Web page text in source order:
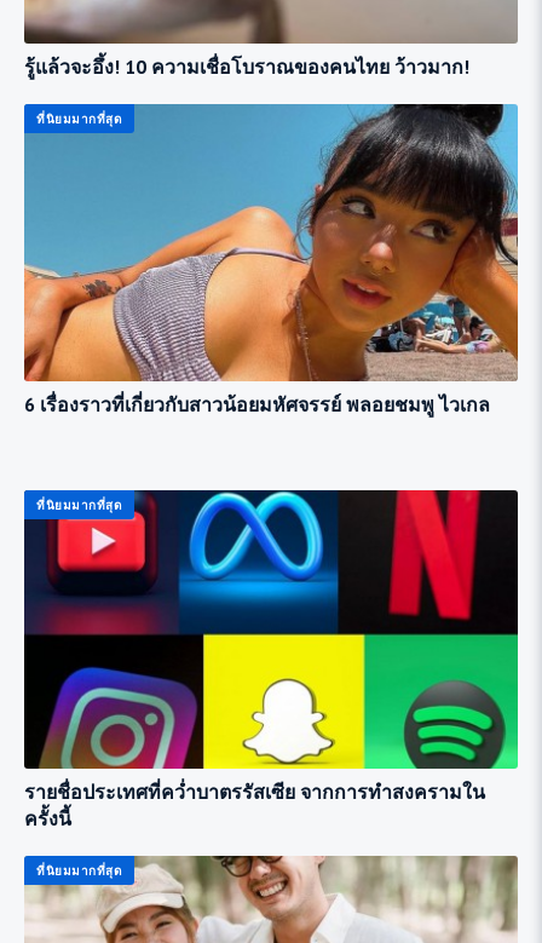
รู้แล้วจะอึ้ง! 10 ความเชื่อโบราณของคนไทย ว้าวมาก!
ที่นิยมมากที่สุด
6 เรื่องราวที่เกี่ยวกับสาวน้อยมหัศจรรย์ พลอยชมพู ไวเกล
ที่นิยมมากที่สุด
รายชื่อประเทศที่คว่ำบาตรรัสเซีย จากการทำสงครามใน
ครั้งนี้
ที่นิยมมากที่สุด